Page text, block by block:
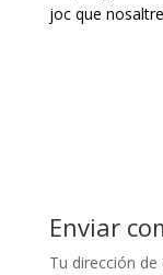
joc que
Enviar
Tu dirección